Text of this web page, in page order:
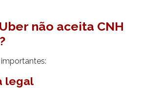
não aceita CNH
legal